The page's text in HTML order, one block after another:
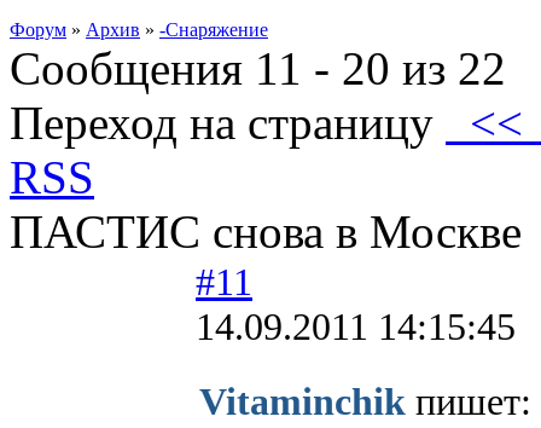
Форум » Архив » -Снаряжение
Сообщения 11 - 20 из 22
Переход на страницу
RSS
ПАСТИС снова в Москве
#11
14.09.2011 14:15:45
Vitaminchik пишет: